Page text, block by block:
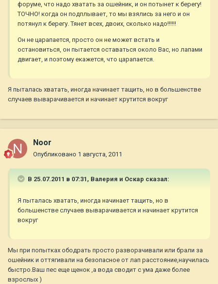
форуме, что надо хватать за ошейник, и он потынет к берегу!
ТОЧНО! когда он подплывает, то мы взялись за него и он
потянул к берегу. Тянет всех, двоих, сколько надо!!!!!!
Он не царапается, просто он не может встать и
остановиться, он пытается оставаться около Вас, но лапами
двигает, и поэтому екажется, что царапается.
Я пыталась хватать, иногда начинает тащить, но в большенстве
случаев выварачивается и начинает крутится вокруг
Noor
Опубликовано 1 августа, 2011
В 25.07.2011 в 07:31, Валерия и Оскар сказал:
Я пыталась хватать, иногда начинает тащить, но в
большенстве случаев выварачивается и начинает крутится
вокруг
Мы при попытках ободрать просто разворачивали или брали за
ошейник и оттягивали на безопасное от лап расстояние,научилась
быстро.Ваш пес еще щенок ,а вода сводит с ума даже более
взрослых )